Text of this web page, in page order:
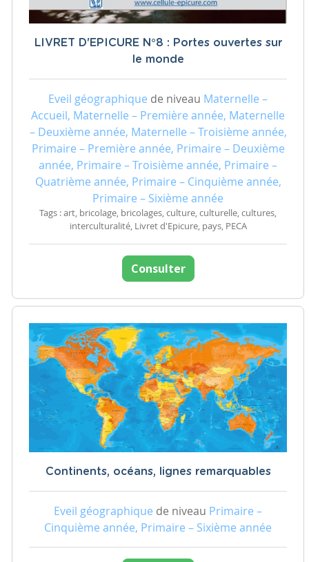
LIVRET D'EPICURE N°8 : Portes ouvertes sur
le monde
Eveil géographique de niveau Maternelle –
Accueil, Maternelle – Première année, Maternelle
– Deuxième année, Maternelle – Troisième année,
Primaire – Première année, Primaire – Deuxième
année, Primaire – Troisième année, Primaire –
Quatrième année, Primaire – Cinquième année,
Primaire – Sixième année
Tags : art, bricolage, bricolages, culture, culturelle, cultures,
interculturalité, Livret d'Epicure, pays, PECA
Consulter
Continents, océans, lignes remarquables
Eveil géographique de niveau Primaire –
Cinquième année, Primaire – Sixième année